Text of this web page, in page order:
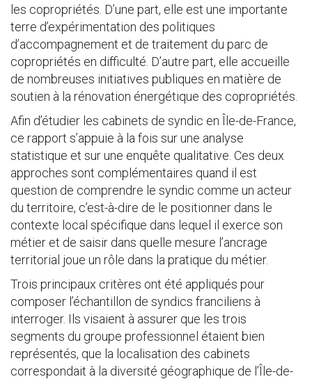
les copropriétés. D’une part, elle est une importante
terre d’expérimentation des politiques
d’accompagnement et de traitement du parc de
copropriétés en difficulté. D’autre part, elle accueille
de nombreuses initiatives publiques en matière de
soutien à la rénovation énergétique des copropriétés.
Afin d’étudier les cabinets de syndic en Île-de-France,
ce rapport s’appuie à la fois sur une analyse
statistique et sur une enquête qualitative. Ces deux
approches sont complémentaires quand il est
question de comprendre le syndic comme un acteur
du territoire, c’est-à-dire de le positionner dans le
contexte local spécifique dans lequel il exerce son
métier et de saisir dans quelle mesure l’ancrage
territorial joue un rôle dans la pratique du métier.
Trois principaux critères ont été appliqués pour
composer l’échantillon de syndics franciliens à
interroger. Ils visaient à assurer que les trois
segments du groupe professionnel étaient bien
représentés, que la localisation des cabinets
correspondait à la diversité géographique de l’Île-de-